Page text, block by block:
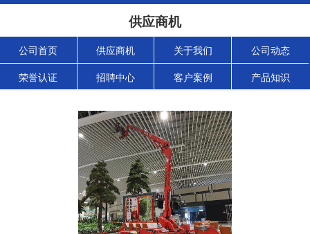
供应商机
公司首页 供应商机 关于我们 公司动态
荣誉认证 招聘中心 客户案例 产品知识